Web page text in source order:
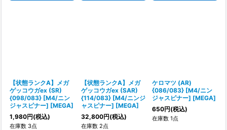
【状態ランクA】メガ
ゲッコウガex (SR)
{098/083} [M4/ニン
ジャスピナー] [MEGA]
1,980円(税込)
在庫数 3点
【状態ランクA】メガ
ゲッコウガex (SAR)
{114/083} [M4/ニンジ
ャスピナー] [MEGA]
32,800円(税込)
在庫数 2点
ケロマツ (AR)
{086/083} [M4/ニン
ジャスピナー] [MEGA]
650円(税込)
在庫数 1点